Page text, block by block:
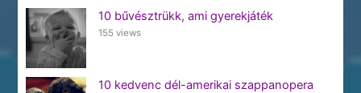
10 bűvésztrükk, ami gyerekjáték
155 views
10 kedvenc dél-amerikai szappanopera